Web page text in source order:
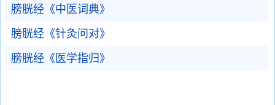
膀胱经《中医词典》
膀胱经《针灸问对》
膀胱经《医学指归》